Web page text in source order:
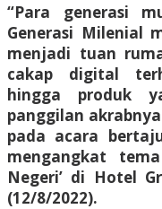
“Para generasi
Generasi Milenial
menjadi tuan
cakap digital
hingga produk
panggilan
pada acara
mengangkat
Negeri’ di Hotel
(12/8/2022).